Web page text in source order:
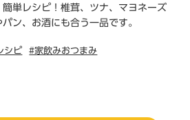
単レシピ！椎茸、ツナ、マヨネーズ
ン、お酒にも合う一品です。
シピ
#家飲みおつまみ